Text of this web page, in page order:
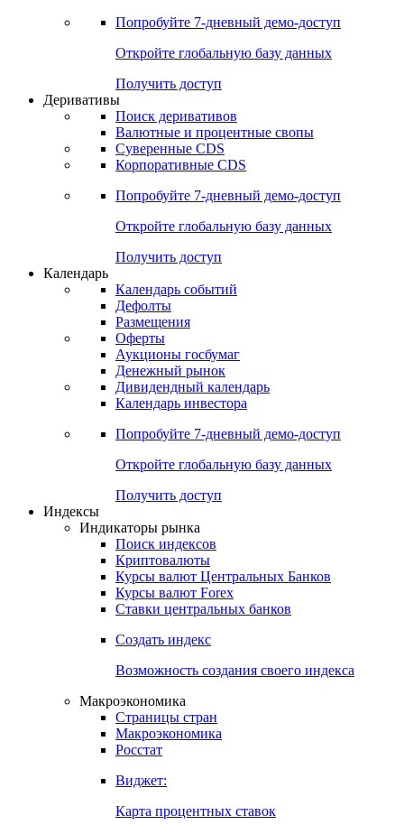
Попробуйте 7-дневный демо-доступ
Откройте глобальную базу данных
Получить доступ
Деривативы
Поиск деривативов
Валютные и процентные свопы
Суверенные CDS
Корпоративные CDS
Попробуйте 7-дневный демо-доступ
Откройте глобальную базу данных
Получить доступ
Календарь
Календарь событий
Дефолты
Размещения
Оферты
Аукционы госбумаг
Денежный рынок
Дивидендный календарь
Календарь инвестора
Попробуйте 7-дневный демо-доступ
Откройте глобальную базу данных
Получить доступ
Индексы
Индикаторы рынка
Поиск индексов
Криптовалюты
Курсы валют Центральных Банков
Курсы валют Forex
Ставки центральных банков
Создать индекс
Возможность создания своего индекса
Макроэкономика
Страницы стран
Макроэкономика
Росстат
Виджет:
Карта процентных ставок